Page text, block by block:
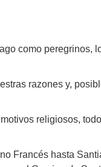
como
razones y,
religiosos,
Francés hasta